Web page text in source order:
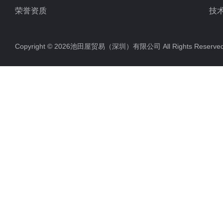
荣誉资质 技
Copyright © 2026池田屋贸易（深圳）有限公司 All Rights